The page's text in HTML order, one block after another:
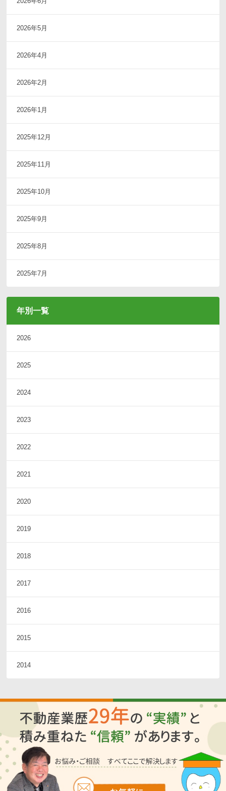
2026年5月
2026年4月
2026年2月
2026年1月
2025年12月
2025年11月
2025年10月
2025年9月
2025年8月
2025年7月
年別一覧
2026
2025
2024
2023
2022
2021
2020
2019
2018
2017
2016
2015
2014